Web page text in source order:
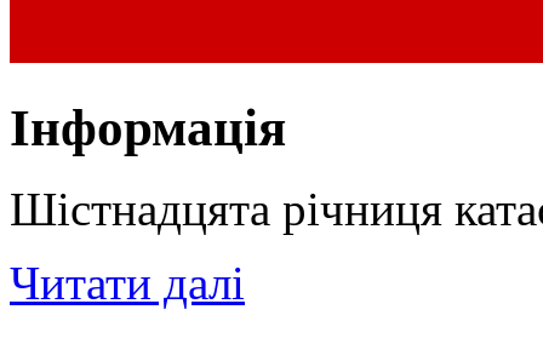
Інформація
Шістнадцята річниця
Читати далі